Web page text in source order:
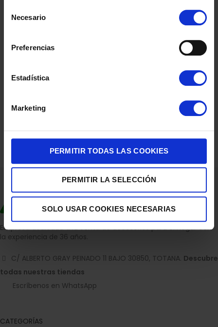
Necesario
Preferencias
Estadística
Marketing
PERMITIR TODAS LAS COOKIES
PERMITIR LA SELECCIÓN
SOLO USAR COOKIES NECESARIAS
ENCIMERA INDUCCION SIEMENS EH631BDB6E 3F NEGRO
690,00€
Empresa dedicada a la venta de accesorios para el hogar con
la experiencia de 36 años.
C/ ALBERTO GRAY PEINADO 11 BAJO 30850, TOTANA. Descubre
todas nuestras tiendas
Escríbenos en WhatsApp
CATEGORÍAS